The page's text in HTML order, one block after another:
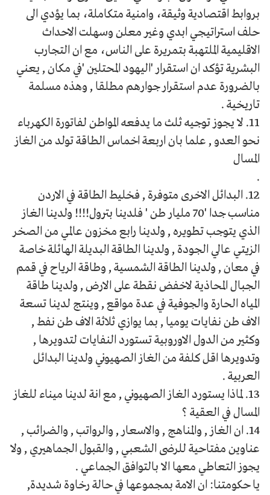
بروابط اقتصادية وثيقة، وامنية متكاملة، بما يؤدي الى
حلف استراتيجي ابدي وغير معلن وسهلت الاحداث
الاقليمية الملتهبة بتمريرة على الناس، مع ان التجارب
البشرية تؤكد ان استقرار 'اليهود المحتلين 'في مكان , يعني
بالضرورة عدم استقرار جوارهم مطلقا , وهذه مسلمة
تاريخية .
11. لا يجوز توجيه ثلث ما يدفعه المواطن لفاتورة الكهرباء
نحو العدو , علما بان اربعة اخماس الطاقة تولد من الغاز
المسال
.
12. البدائل الاخرى متوفرة , فخليط الطاقة في الاردن
مناسب جدا '70 مليار طن ' فلدينا بترول!!!! ولدينا الغاز
الذي يتوجب تطويره , ولدينا رابع مخزون عالمي من الصخر
الزيتي عالي الجودة , ولدينا الطاقة البديلة الهائلة خاصة
في معان , ولدينا الطاقة الشمسية , وطاقة الرياح في قمم
الجبال المحاذية لاخفض نقطة على الارض , ولدينا طاقة
المياه الحارة والجوفية في عدة مواقع , وينتج لدينا تسعة
الاف طن نفايات يوميا , بما يوازي ثلاثة الاف طن نفط ,
وكثير من الدول الاوروبية تستورد النفايات لتدويرها ,
وتدويرها اقل كلفة من الغاز الصهيوني ولدينا البدائل
العربية .
13. لماذا يستورد الغاز الصهيوني , مع انة لدينا ميناء للغاز
المسال في العقية ؟
14. ان الغاز , والمناهج , والاسعار , والرواتب , والضرائب ,
عناوين مفتاحية للرضى الشعبي , والقبول الجماهيري , ولا
يجوز التعاطي معها الا بالتوافق الجماعي .
يا حكومتنا: ان الامة بمجموعها في حالة رخاوة شديدة,